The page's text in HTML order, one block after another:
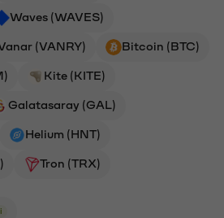
Waves (WAVES)
(VANRY) Bitcoin (BTC)
Kite (KITE)
Galatasaray (GAL)
Helium (HNT)
Tron (TRX)